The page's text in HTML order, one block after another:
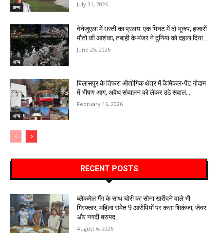
अन्य July 31, 2026
अन्य
वेनेजुएला में धरती का प्रलय: एक मिनट में दो भूकंप, हजारों
मौतों की आशंका, तबाही के मंजर ने दुनिया को दहला दिया…
June 25, 2026
अन्य
बिलासपुर के तिफरा औद्योगिक क्षेत्र में कैमिकल-पेंट गोदाम
में भीषण आग, अवैध संचालन को लेकर उठे सवाल…
February 16, 2026
RECENT POSTS
ब्लैकमेल गैंग के साथ चोरी का सोना खरीदने वाले भी
गिरफ्तार, महिला समेत 9 आरोपियों पर कसा शिकंजा; जेवर
और नगदी बरामद…
August 6, 2026